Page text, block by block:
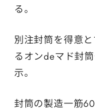
る。
別注封筒を得意
るオンdeマド封
示。
封筒の製造一筋